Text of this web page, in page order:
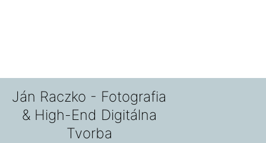
Ján Raczko - Fotografia
& High-End Digitálna
Tvorba